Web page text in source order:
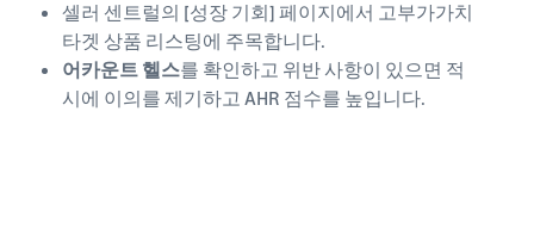
셀러 센트럴의 [성장 기회] 페이지에서 고부가가치
타겟 상품 리스팅에 주목합니다.
어카운트 헬스를 확인하고 위반 사항이 있으면 적
시에 이의를 제기하고 AHR 점수를 높입니다.